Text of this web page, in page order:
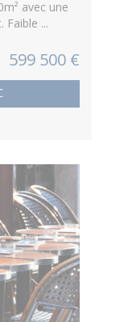
avec une
Faible ...
599 500 €